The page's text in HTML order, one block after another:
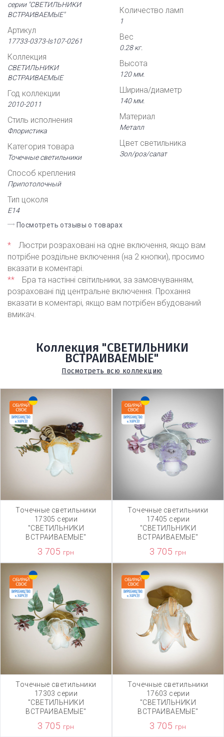
серии "СВЕТИЛЬНИКИ
ВСТРАИВАЕМЫЕ"
Артикул
17733-0373-ls107-0261
Коллекция
СВЕТИЛЬНИКИ
ВСТРАИВАЕМЫЕ
Год коллекции
2010-2011
Стиль исполнения
Флористика
Категория товара
Точечные светильники
Способ крепления
Припотолочный
Тип цоколя
Е14
Количество ламп
1
Вес
0.28 кг.
Высота
120 мм.
Ширина/диаметр
140 мм.
Материал
Металл
Цвет светильника
Зол/роз/салат
Посмотреть отзывы о товарах
*
Люстри розраховані на одне включення, якщо вам
потрібне роздільне включення (на 2 кнопки), просимо
вказати в коментарі.
**
Бра та настінні світильники, за замовчуванням,
розраховані під центральне включення. Прохання
вказати в коментарі, якщо вам потрібен вбудований
вмикач.
Коллекция "СВЕТИЛЬНИКИ
ВСТРАИВАЕМЫЕ"
Посмотреть всю коллекцию
Точечные светильники
17305 серии
"СВЕТИЛЬНИКИ
ВСТРАИВАЕМЫЕ"
3 705 грн
Точечные светильники
17405 серии
"СВЕТИЛЬНИКИ
ВСТРАИВАЕМЫЕ"
3 705 грн
Точечные светильники
17303 серии
"СВЕТИЛЬНИКИ
ВСТРАИВАЕМЫЕ"
3 705 грн
Точечные светильники
17603 серии
"СВЕТИЛЬНИКИ
ВСТРАИВАЕМЫЕ"
3 705 грн